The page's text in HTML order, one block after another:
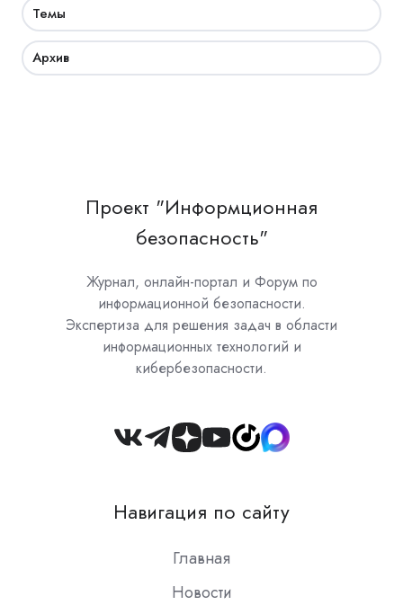
Темы
Архив
Проект "Информционная
безопасность"
Журнал, онлайн-портал и Форум по
информационной безопасности.
Экспертиза для решения задач в области
информационных технологий и
кибербезопасности.
Join
Slack
Навигация по сайту
Главная
Новости